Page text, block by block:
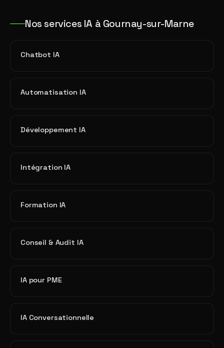
Nos services IA à Gournay-sur-Marne
Chatbot IA
Automatisation IA
Développement IA
Intégration IA
Formation IA
Conseil & Audit IA
IA pour PME
IA Conversationnelle